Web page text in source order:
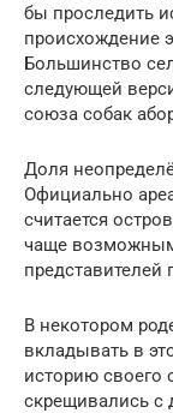
бы проследить
происхождение
Большинство
следующей
союза собак
Доля
Официально
считается
чаще
В некотором
вкладывать в
историю своего
скрещивались с